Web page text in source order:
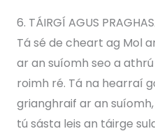
6. TÁIRGÍ AGUS
Tá sé de cheart ag Mol
ar an suíomh seo a
roimh ré. Tá na hearraí
grianghraif ar an
tú sásta leis an táirge